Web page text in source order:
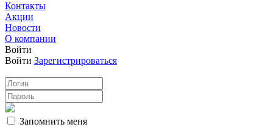
Контакты
Акции
Новости
О компании
Войти
Войти Зарегистрироваться
Запомнить меня